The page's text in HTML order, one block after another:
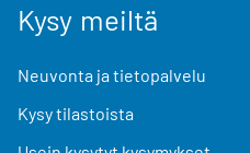
Kysy meiltä
Neuvonta ja tietopalvelu
Kysy tilastoista